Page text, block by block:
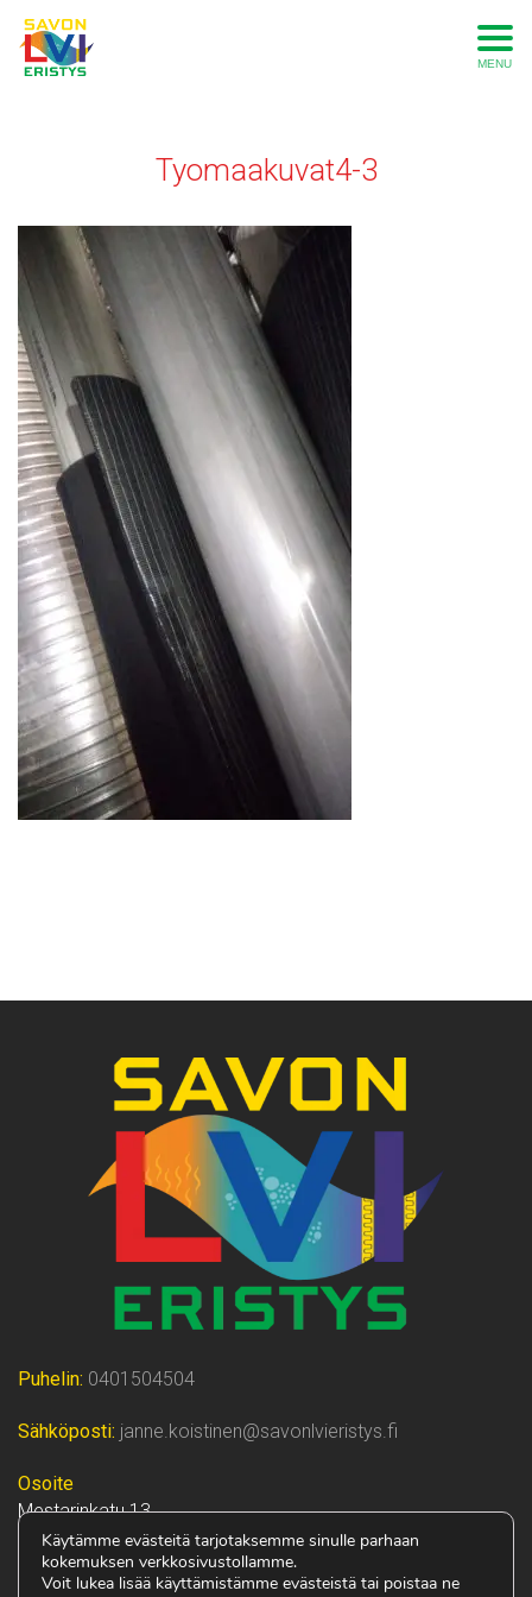
MENU
Tyomaakuvat4-3
Puhelin: 0401504504
Sähköposti: janne.koistinen@savonlvieristys.fi
Osoite
Mestarinkatu 13
70700 KUOPIO
Käytämme evästeitä tarjotaksemme sinulle parhaan
kokemuksen verkkosivustollamme.
Voit lukea lisää käyttämistämme evästeistä tai poistaa ne